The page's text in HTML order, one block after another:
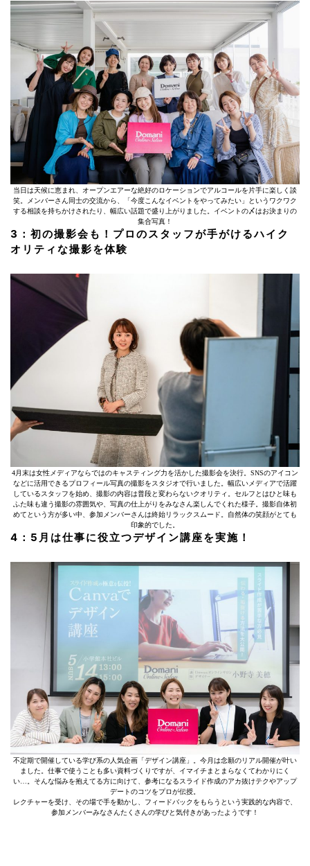
当日は天候に恵まれ、オープンエアーな絶好のロケーションでアルコールを片手に楽しく談
笑。メンバーさん同士の交流から、「今度こんなイベントをやってみたい」というワクワク
する相談を持ちかけされたり、幅広い話題で盛り上がりました。イベントの〆はお決まりの
集合写真！
3：初の撮影会も！プロのスタッフが手がけるハイク
オリティな撮影を体験
4月末は女性メディアならではのキャスティング力を活かした撮影会を決行。SNSのアイコン
などに活用できるプロフィール写真の撮影をスタジオで行いました。幅広いメディアで活躍
しているスタッフを始め、撮影の内容は普段と変わらないクオリティ。セルフとはひと味も
ふた味も違う撮影の雰囲気や、写真の仕上がりをみなさん楽しんでくれた様子。撮影自体初
めてという方が多い中、参加メンバーさんは終始リラックスムード。自然体の笑顔がとても
印象的でした。
4：5月は仕事に役立つデザイン講座を実施！
不定期で開催している学び系の人気企画「デザイン講座」。今月は念願のリアル開催が叶い
ました。仕事で使うことも多い資料づくりですが、イマイチまとまらなくてわかりにく
い…。そんな悩みを抱えてる方に向けて、参考になるスライド作成のアカ抜けテクやアップ
デートのコツをプロが伝授。
レクチャーを受け、その場で手を動かし、フィードバックをもらうという実践的な内容で、
参加メンバーみなさんたくさんの学びと気付きがあったようです！